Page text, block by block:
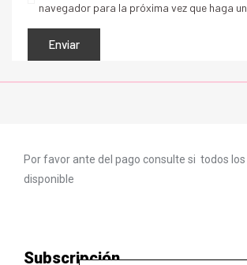
navegador para la próxima vez que haga
Por favor ante del pago consulte si todos
disponible
Subscripción